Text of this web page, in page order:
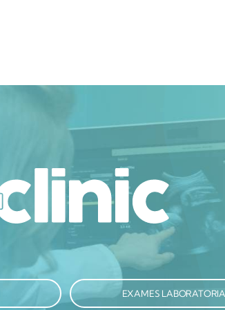
EXAMES